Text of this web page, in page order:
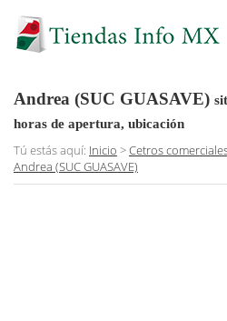
Andrea (SUC GUASAVE)
horas de apertura, ubicación
Tú estás aquí: Inicio >Cetros
Andrea (SUC GUASAVE)